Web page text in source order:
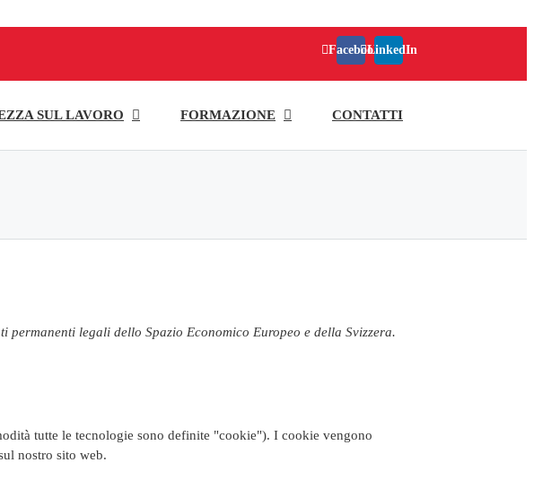
FacebookLinkedIn
SUL LAVORO FORMAZIONE CONTATTI
legali dello Spazio Economico Europeo e della Svizzera.
tutte le tecnologie sono definite "cookie"). I cookie vengono
nostro sito web.